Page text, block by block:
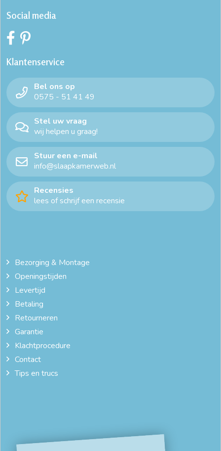
Social media
Klantenservice
Bel ons op
0575 - 51 41 49
Stel uw vraag
wij helpen u graag!
Stuur een e-mail
info@slaapkamerweb.nl
Recensies
lees of schrijf een recensie
Bezorging & Montage
Openingstijden
Levertijd
Betaling
Retourneren
Garantie
Klachtprocedure
Contact
Tips en trucs